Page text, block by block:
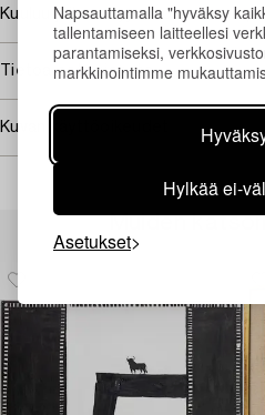
Napsauttamalla "hyväksy
tallentamiseen laitteellesi
parantamiseksi,
markkinointimme
Hylkää ei-
Asetukset
Kuuluu jälleenmyyntikorvauksen
Tietoa ostamisesta
Kuvan käyttöoikeudet